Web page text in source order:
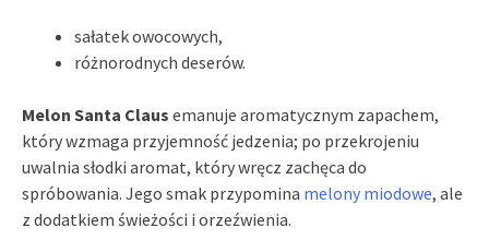
sałatek owocowych,
różnorodnych deserów.
Melon Santa Claus emanuje aromatycznym zapachem,
który wzmaga przyjemność jedzenia; po przekrojeniu
uwalnia słodki aromat, który wręcz zachęca do
spróbowania. Jego smak przypomina melony miodowe, ale
z dodatkiem świeżości i orzeźwienia.